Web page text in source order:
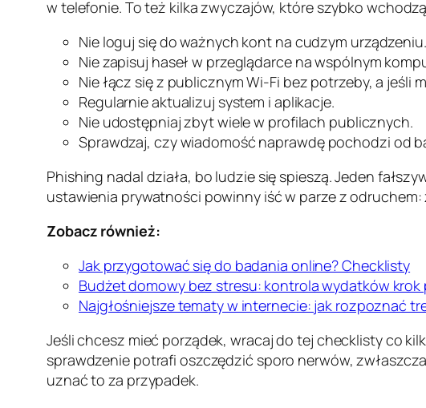
w telefonie. To też kilka zwyczajów, które szybko
Nie loguj się do ważnych kont na cudzym urządzeniu.
Nie zapisuj haseł w przeglądarce na wspólnym
Nie łącz się z publicznym Wi-Fi bez potrzeby, a jeśli
Regularnie aktualizuj system i aplikacje.
Nie udostępniaj zbyt wiele w profilach publicznych.
Sprawdzaj, czy wiadomość naprawdę pochodzi od
Phishing nadal działa, bo ludzie się spieszą. Jeden
ustawienia prywatności powinny iść w parze z
Zobacz również:
Jak przygotować się do badania online? Checklisty
Budżet domowy bez stresu: kontrola wydatków krok
Najgłośniejsze tematy w internecie: jak rozpoznać
Jeśli chcesz mieć porządek, wracaj do tej checklisty co
sprawdzenie potrafi oszczędzić sporo nerwów,
uznać to za przypadek.